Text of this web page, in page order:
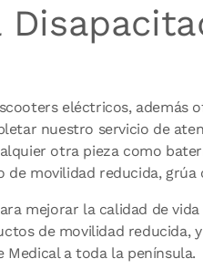
eléctricos, además
nuestro servicio de
otra pieza como
movilidad reducida, grúa
mejorar la calidad de
de movilidad reducida,
Medical a toda la península.